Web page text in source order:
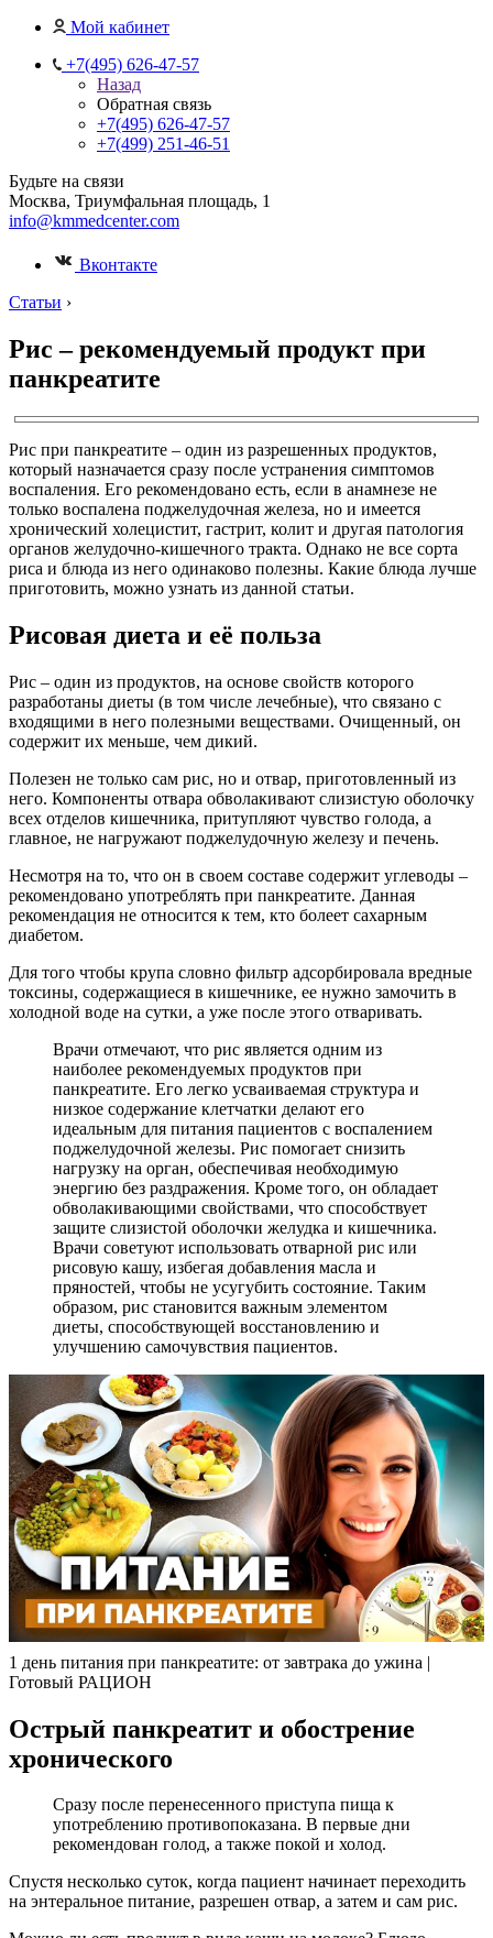
Мой кабинет
+7(495) 626-47-57
Назад
Обратная связь
+7(495) 626-47-57
+7(499) 251-46-51
Будьте на связи
Москва, Триумфальная площадь, 1
info@kmmedcenter.com
Вконтакте
Статьи ›
Рис – рекомендуемый продукт при
панкреатите
Рис при панкреатите – один из разрешенных продуктов,
который назначается сразу после устранения симптомов
воспаления. Его рекомендовано есть, если в анамнезе не
только воспалена поджелудочная железа, но и имеется
хронический холецистит, гастрит, колит и другая патология
органов желудочно-кишечного тракта. Однако не все сорта
риса и блюда из него одинаково полезны. Какие блюда лучше
приготовить, можно узнать из данной статьи.
Рисовая диета и её польза
Рис – один из продуктов, на основе свойств которого
разработаны диеты (в том числе лечебные), что связано с
входящими в него полезными веществами. Очищенный, он
содержит их меньше, чем дикий.
Полезен не только сам рис, но и отвар, приготовленный из
него. Компоненты отвара обволакивают слизистую оболочку
всех отделов кишечника, притупляют чувство голода, а
главное, не нагружают поджелудочную железу и печень.
Несмотря на то, что он в своем составе содержит углеводы –
рекомендовано употреблять при панкреатите. Данная
рекомендация не относится к тем, кто болеет сахарным
диабетом.
Для того чтобы крупа словно фильтр адсорбировала вредные
токсины, содержащиеся в кишечнике, ее нужно замочить в
холодной воде на сутки, а уже после этого отваривать.
Врачи отмечают, что рис является одним из
наиболее рекомендуемых продуктов при
панкреатите. Его легко усваиваемая структура и
низкое содержание клетчатки делают его
идеальным для питания пациентов с воспалением
поджелудочной железы. Рис помогает снизить
нагрузку на орган, обеспечивая необходимую
энергию без раздражения. Кроме того, он обладает
обволакивающими свойствами, что способствует
защите слизистой оболочки желудка и кишечника.
Врачи советуют использовать отварной рис или
рисовую кашу, избегая добавления масла и
пряностей, чтобы не усугубить состояние. Таким
образом, рис становится важным элементом
диеты, способствующей восстановлению и
улучшению самочувствия пациентов.
1 день питания при панкреатите: от завтрака до ужина |
Готовый РАЦИОН
Острый панкреатит и обострение
хронического
Сразу после перенесенного приступа пища к
употреблению противопоказана. В первые дни
рекомендован голод, а также покой и холод.
Спустя несколько суток, когда пациент начинает переходить
на энтеральное питание, разрешен отвар, а затем и сам рис.